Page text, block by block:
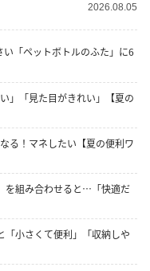
2026.08.05
「ペットボトルのふた」に6
」「見た目がきれい」【夏の
る！マネしたい【夏の便利ワ
を組み合わせると…「快適だ
小さくて便利」「収納しや